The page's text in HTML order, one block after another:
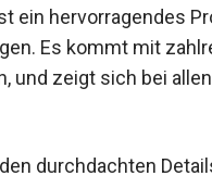
ein hervorragendes
Es kommt mit
und zeigt sich bei